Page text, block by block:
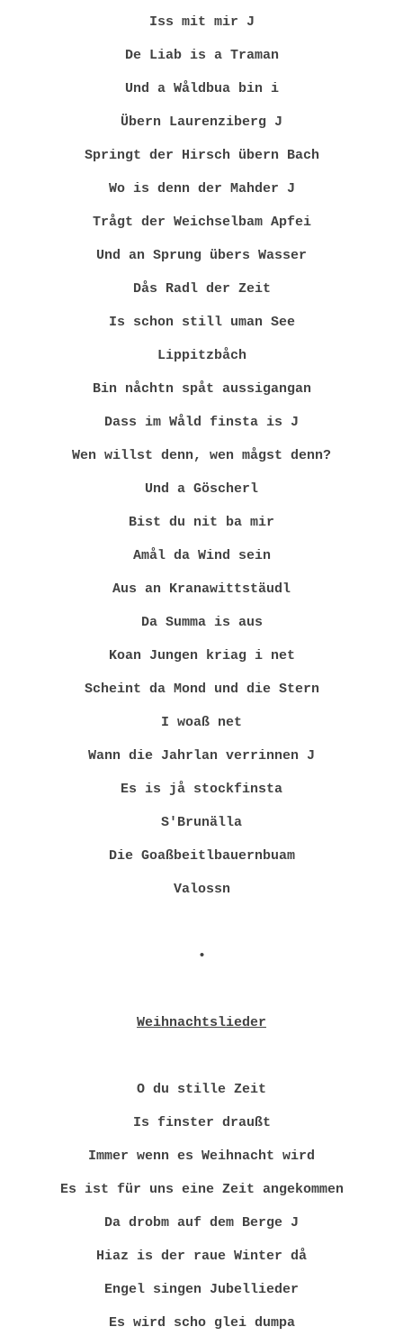
Iss mit mir J
De Liab is a Traman
Und a Wåldbua bin i
Übern Laurenziberg J
Springt der Hirsch übern Bach
Wo is denn der Mahder J
Trågt der Weichselbam Apfei
Und an Sprung übers Wasser
Dås Radl der Zeit
Is schon still uman See
Lippitzbåch
Bin nåchtn spåt aussigangan
Dass im Wåld finsta is J
Wen willst denn, wen mågst denn?
Und a Göscherl
Bist du nit ba mir
Amål da Wind sein
Aus an Kranawittstäudl
Da Summa is aus
Koan Jungen kriag i net
Scheint da Mond und die Stern
I woaß net
Wann die Jahrlan verrinnen J
Es is jå stockfinsta
S'Brunälla
Die Goaßbeitlbauernbuam
Valossn
•
Weihnachtslieder
O du stille Zeit
Is finster draußt
Immer wenn es Weihnacht wird
Es ist für uns eine Zeit angekommen
Da drobm auf dem Berge J
Hiaz is der raue Winter då
Engel singen Jubellieder
Es wird scho glei dumpa